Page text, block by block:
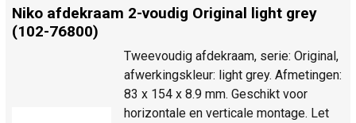
Niko afdekraam 2-voudig Original light grey
(102-76800)
Tweevoudig afdekraam, serie: Original,
afwerkingskleur: light grey. Afmetingen:
83 x 154 x 8.9 mm. Geschikt voor
horizontale en verticale montage. Let